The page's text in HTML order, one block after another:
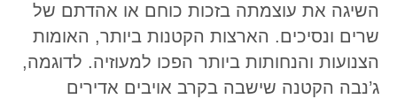
השיגה את עוצמתה בזכות כוחם או אהדתם של
שרים ונסיכים. הארצות הקטנות ביותר, האומות
הצנועות והנחותות ביותר הפכו למעוזיה. לדוגמה,
ג’נבה הקטנה שישבה בקרב אויבים אדירים